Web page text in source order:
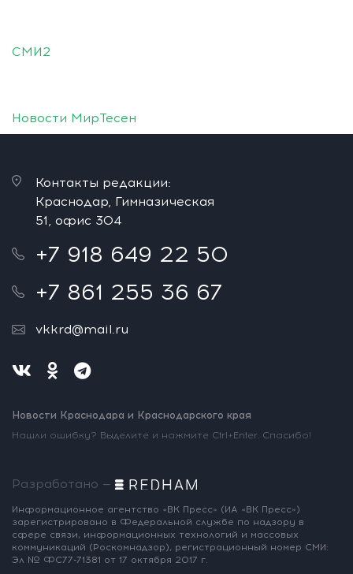
СМИ2
Новости МирТесен
Контакты редакции:
Краснодар, Гимназическая
51, офис 304
+7 918 649 22 50
+7 861 255 36 67
vkkrd@mail.ru
Новости Краснодара и Краснодарского края
Нашли ошибку? Выделите и нажмите Ctrl+Enter. Спасибо!
Разработано —
Информационное агентство «ВК Пресс» (ИА «ВК Пресс»)
зарегистрировано в Федеральной службе по надзору в
сфере связи, информационных технологий и массовых
коммуникаций (Роскомнадзор), регистрационный номер СМИ:
Эл № ФС77-71381 от 17 октября 2017 г.